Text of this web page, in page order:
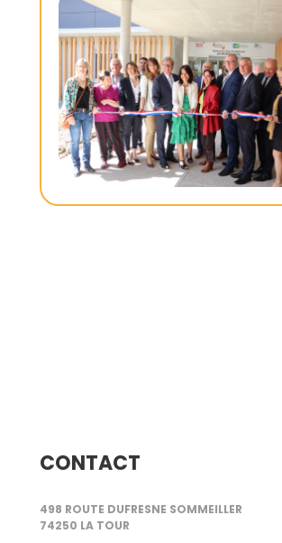
OCTOBRE ROSE
LIRE LA SUITE
CONTACT
498 ROUTE DUFRESNE SOMMEILLER
74250 LA TOUR